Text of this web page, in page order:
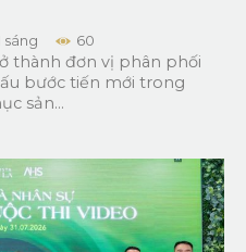
sáng 60
thành đơn vị phân phối
bước tiến mới trong
sản...